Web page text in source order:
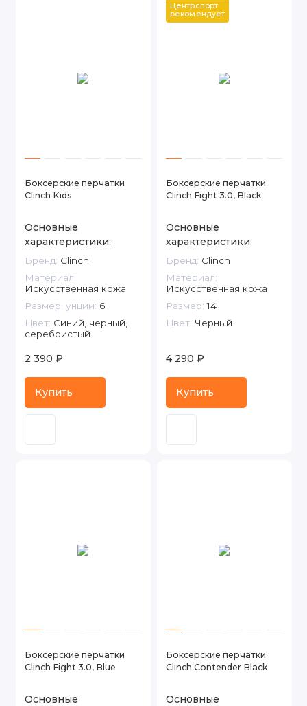
Боксерские перчатки
Clinch Kids
Основные
характеристики:
Бренд: Clinch
Материал:
Искусственная кожа
Размер, унции: 6
Цвет: Синий, черный,
серебристый
2 390 ₽
Купить
Центрспорт
рекомендует
Боксерские перчатки
Clinch Fight 3.0, Black
Основные
характеристики:
Бренд: Clinch
Материал:
Искусственная кожа
Размер: 14
Цвет: Черный
4 290 ₽
Купить
Боксерские перчатки
Clinch Fight 3.0, Blue
Основные
Боксерские перчатки
Clinch Contender Black
Основные